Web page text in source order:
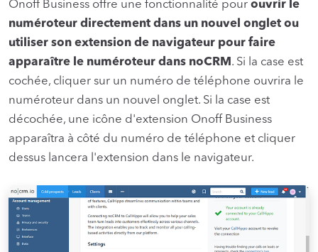
Onoff Business offre une fonctionnalité pour ouvrir le
numéroteur directement dans un nouvel onglet ou
utiliser son extension de navigateur pour faire
apparaître le numéroteur dans noCRM . Si la case est
cochée, cliquer sur un numéro de téléphone ouvrira le
numéroteur dans un nouvel onglet. Si la case est
décochée, une icône d'extension Onoff Business
apparaîtra à côté du numéro de téléphone et cliquer
dessus lancera l'extension dans le navigateur.